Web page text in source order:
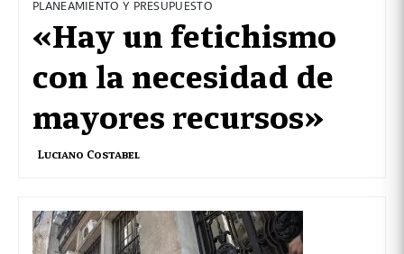
PLANEAMIENTO Y PRESUPUESTO
«Hay un fetichismo
con la necesidad de
mayores recursos»
Luciano Costabel